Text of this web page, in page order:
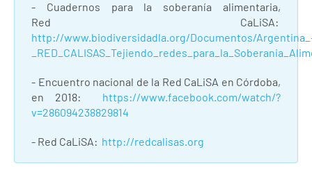
- Cuadernos para la soberanía alimentaria,
Red CaLiSA:
http://www.biodiversidadla.org/Documentos/
- Encuentro nacional de la Red CaLiSA en Córdoba,
en 2018: https://www.facebook.com/watch/?
v=286094238829814
- Red CaLiSA: http://redcalisas.org